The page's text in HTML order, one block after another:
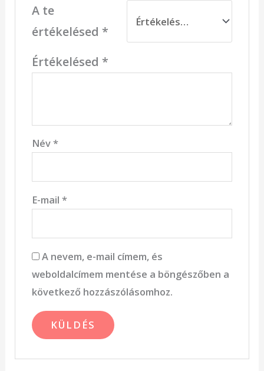
A te
értékelésed *
Értékelésed *
Név*
E-mail *
A nevem, e-mail címem, és
weboldalcímem mentése a böngészőben a
következő hozzászólásomhoz.